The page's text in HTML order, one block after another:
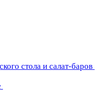
стола и салат-баров